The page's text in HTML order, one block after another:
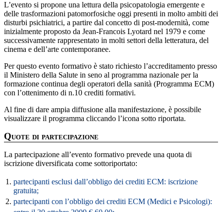
L’evento si propone una lettura della psicopatologia emergente e
delle trasformazioni patomorfosiche oggi presenti in molto ambiti dei
disturbi psichiatrici, a partire dal concetto di post-modernità, come
inizialmente proposto da Jean-Francois Lyotard nel 1979 e come
successivamente rappresentato in molti settori della letteratura, del
cinema e dell’arte contemporanee.
Per questo evento formativo è stato richiesto l’accreditamento presso
il Ministero della Salute in seno al programma nazionale per la
formazione continua degli operatori della sanità (Programma ECM)
con l’ottenimento di n.10 crediti formativi.
Al fine di dare ampia diffusione alla manifestazione, è possibile
visualizzare il programma cliccando l’icona sotto riportata.
Quote di partecipazione
La partecipazione all’evento formativo prevede una quota di
iscrizione diversificata come sottoriportato:
1. partecipanti esclusi dall’obbligo dei crediti ECM: iscrizione
gratuita;
2. partecipanti con l’obbligo dei crediti ECM (Medici e Psicologi):